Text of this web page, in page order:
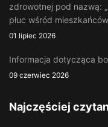
zdrowotnej pod nazwą:
płuc wśród
01 lipiec 2026
Informacja dotycząca
09 czerwiec 2026
Najczęściej